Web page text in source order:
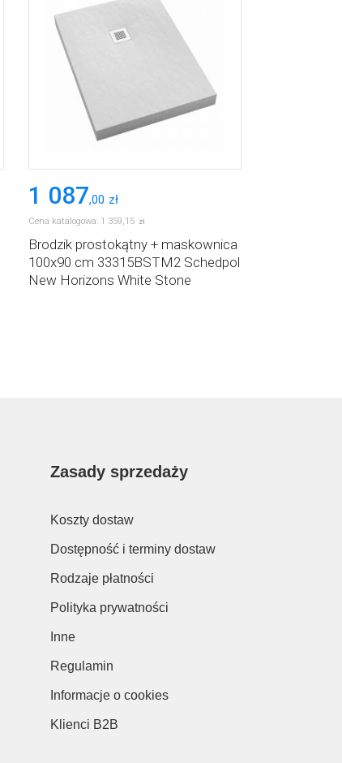
1 087,00 zł
Cena katalogowa: 1 359,15 zł
Brodzik prostokątny + maskownica
100x90 cm 33315BSTM2 Schedpol
New Horizons White Stone
Zasady sprzedaży
Koszty dostaw
Dostępność i terminy dostaw
Rodzaje płatności
Polityka prywatności
Inne
Regulamin
Informacje o cookies
Klienci B2B